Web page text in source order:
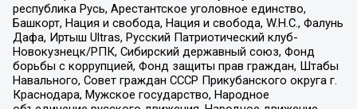
республика Русь, Арестантское уголовное единство,
Башкорт, Нация и свобода, Нация и свобода, W.H.С., Фалунь
Дафа, Иртыш Ultras, Русский Патриотический клуб-
Новокузнецк/РПК, Сибирский державный союз, Фонд
борьбы с коррупцией, Фонд защиты прав граждан, Штабы
Навального, Совет граждан СССР Прикубанского округа г.
Краснодара, Мужское государство, Народное